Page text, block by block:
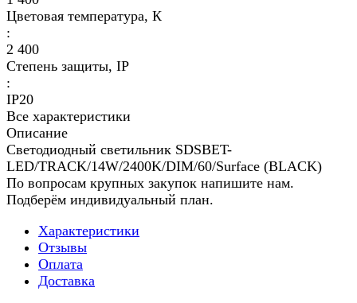
Цветовая температура, К
:
2 400
Степень защиты, IP
:
IP20
Все характеристики
Описание
Светодиодный светильник SDSBET-
LED/TRACK/14W/2400K/DIM/60/Surface (BLACK)
По вопросам крупных закупок напишите нам.
Подберём индивидуальный план.
Характеристики
Отзывы
Оплата
Доставка